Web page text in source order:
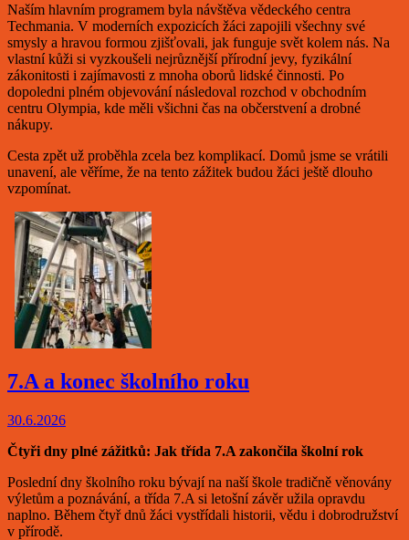
Naším hlavním programem byla návštěva vědeckého centra
Techmania. V moderních expozicích žáci zapojili všechny své
smysly a hravou formou zjišťovali, jak funguje svět kolem nás. Na
vlastní kůži si vyzkoušeli nejrůznější přírodní jevy, fyzikální
zákonitosti i zajímavosti z mnoha oborů lidské činnosti. Po
dopoledni plném objevování následoval rozchod v obchodním
centru Olympia, kde měli všichni čas na občerstvení a drobné
nákupy.
Cesta zpět už proběhla zcela bez komplikací. Domů jsme se vrátili
unavení, ale věříme, že na tento zážitek budou žáci ještě dlouho
vzpomínat.
7.A a konec školního roku
30.6.2026
Čtyři dny plné zážitků: Jak třída 7.A zakončila školní rok
Poslední dny školního roku bývají na naší škole tradičně věnovány
výletům a poznávání, a třída 7.A si letošní závěr užila opravdu
naplno. Během čtyř dnů žáci vystřídali historii, vědu i dobrodružství
v přírodě.